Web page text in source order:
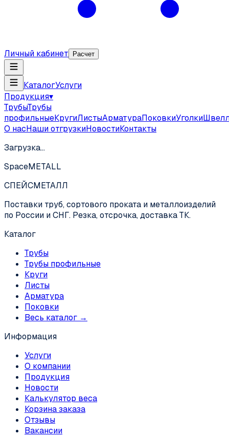
Личный кабинет Расчет
КаталогУслуги
Продукция▾
ТрубыТрубы
профильныеКругиЛистыАрматураПоковкиУголки
О насНаши отгрузкиНовостиКонтакты
Загрузка…
SpaceMETALL
СПЕЙСМЕТАЛЛ
Поставки труб, сортового проката и металлоизделий
по России и СНГ. Резка, отсрочка, доставка ТК.
Каталог
Трубы
Трубы профильные
Круги
Листы
Арматура
Поковки
Весь каталог →
Информация
Услуги
О компании
Продукция
Новости
Калькулятор веса
Корзина заказа
Отзывы
Вакансии